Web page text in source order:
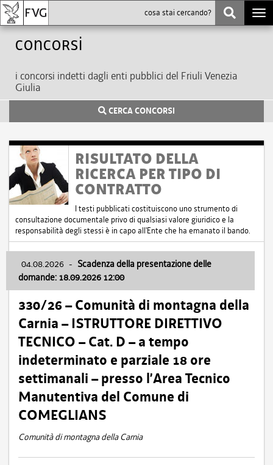
Concorsi
i concorsi indetti dagli enti pubblici del Friuli Venezia
Giulia
CERCA CONCORSI
RISULTATO DELLA
RICERCA PER TIPO DI
CONTRATTO
I testi pubblicati costituiscono uno strumento di
consultazione documentale privo di qualsiasi valore giuridico e la
responsabilità degli stessi è in capo all'Ente che ha emanato il bando.
04.08.2026 - Scadenza della presentazione delle
domande: 18.09.2026 12:00
330/26 – Comunità di montagna della
Carnia – ISTRUTTORE DIRETTIVO
TECNICO – Cat. D – a tempo
indeterminato e parziale 18 ore
settimanali – presso l’Area Tecnico
Manutentiva del Comune di
COMEGLIANS
Comunità di montagna della Carnia